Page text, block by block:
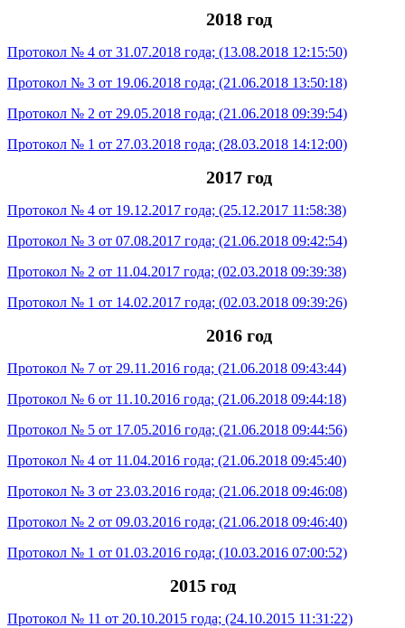
2018 год
Протокол № 4 от 31.07.2018 года; (13.08.2018 12:15:50)
Протокол № 3 от 19.06.2018 года; (21.06.2018 13:50:18)
Протокол № 2 от 29.05.2018 года; (21.06.2018 09:39:54)
Протокол № 1 от 27.03.2018 года; (28.03.2018 14:12:00)
2017 год
Протокол № 4 от 19.12.2017 года; (25.12.2017 11:58:38)
Протокол № 3 от 07.08.2017 года; (21.06.2018 09:42:54)
Протокол № 2 от 11.04.2017 года; (02.03.2018 09:39:38)
Протокол № 1 от 14.02.2017 года; (02.03.2018 09:39:26)
2016 год
Протокол № 7 от 29.11.2016 года; (21.06.2018 09:43:44)
Протокол № 6 от 11.10.2016 года; (21.06.2018 09:44:18)
Протокол № 5 от 17.05.2016 года; (21.06.2018 09:44:56)
Протокол № 4 от 11.04.2016 года; (21.06.2018 09:45:40)
Протокол № 3 от 23.03.2016 года; (21.06.2018 09:46:08)
Протокол № 2 от 09.03.2016 года; (21.06.2018 09:46:40)
Протокол № 1 от 01.03.2016 года; (10.03.2016 07:00:52)
2015 год
Протокол № 11 от 20.10.2015 года; (24.10.2015 11:31:22)